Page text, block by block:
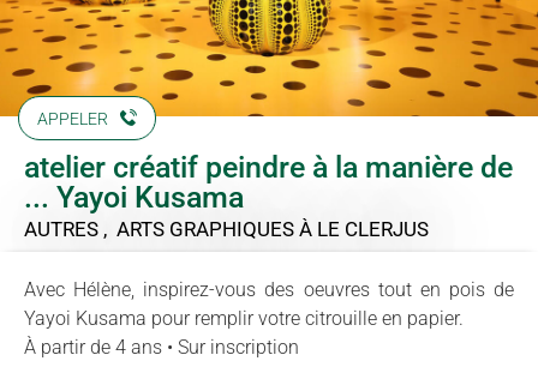
APPELER
atelier créatif peindre à la manière de
... Yayoi Kusama
AUTRES , ARTS GRAPHIQUES À LE CLERJUS
Avec Hélène, inspirez-vous des oeuvres tout en pois de
Yayoi Kusama pour remplir votre citrouille en papier.
À partir de 4 ans • Sur inscription